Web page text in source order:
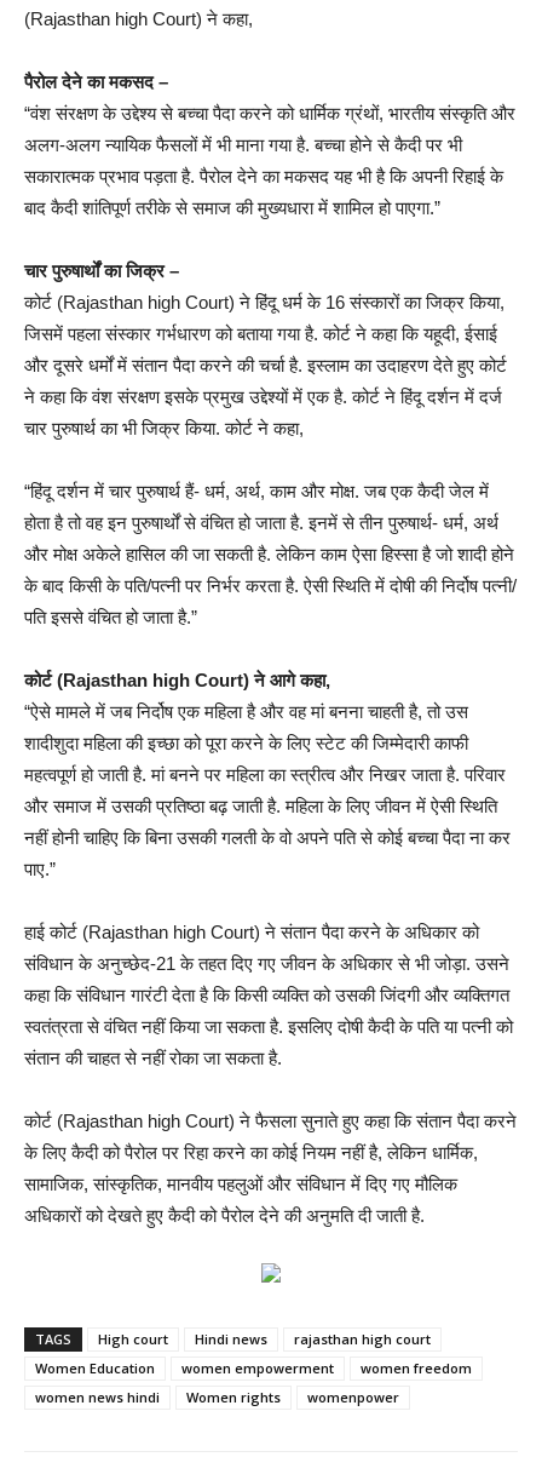
(Rajasthan high Court) ने कहा,
पैरोल देने का मकसद –
“वंश संरक्षण के उद्देश्य से बच्चा पैदा करने को धार्मिक ग्रंथों, भारतीय संस्कृति और
अलग-अलग न्यायिक फैसलों में भी माना गया है. बच्चा होने से कैदी पर भी
सकारात्मक प्रभाव पड़ता है. पैरोल देने का मकसद यह भी है कि अपनी रिहाई के
बाद कैदी शांतिपूर्ण तरीके से समाज की मुख्यधारा में शामिल हो पाएगा.”
चार पुरुषार्थों का जिक्र –
कोर्ट (Rajasthan high Court) ने हिंदू धर्म के 16 संस्कारों का जिक्र किया,
जिसमें पहला संस्कार गर्भधारण को बताया गया है. कोर्ट ने कहा कि यहूदी, ईसाई
और दूसरे धर्मों में संतान पैदा करने की चर्चा है. इस्लाम का उदाहरण देते हुए कोर्ट
ने कहा कि वंश संरक्षण इसके प्रमुख उद्देश्यों में एक है. कोर्ट ने हिंदू दर्शन में दर्ज
चार पुरुषार्थ का भी जिक्र किया. कोर्ट ने कहा,
“हिंदू दर्शन में चार पुरुषार्थ हैं- धर्म, अर्थ, काम और मोक्ष. जब एक कैदी जेल में
होता है तो वह इन पुरुषार्थों से वंचित हो जाता है. इनमें से तीन पुरुषार्थ- धर्म, अर्थ
और मोक्ष अकेले हासिल की जा सकती है. लेकिन काम ऐसा हिस्सा है जो शादी होने
के बाद किसी के पति/पत्नी पर निर्भर करता है. ऐसी स्थिति में दोषी की निर्दोष पत्नी/
पति इससे वंचित हो जाता है.”
कोर्ट (Rajasthan high Court) ने आगे कहा,
“ऐसे मामले में जब निर्दोष एक महिला है और वह मां बनना चाहती है, तो उस
शादीशुदा महिला की इच्छा को पूरा करने के लिए स्टेट की जिम्मेदारी काफी
महत्वपूर्ण हो जाती है. मां बनने पर महिला का स्त्रीत्व और निखर जाता है. परिवार
और समाज में उसकी प्रतिष्ठा बढ़ जाती है. महिला के लिए जीवन में ऐसी स्थिति
नहीं होनी चाहिए कि बिना उसकी गलती के वो अपने पति से कोई बच्चा पैदा ना कर
पाए.”
हाई कोर्ट (Rajasthan high Court) ने संतान पैदा करने के अधिकार को
संविधान के अनुच्छेद-21 के तहत दिए गए जीवन के अधिकार से भी जोड़ा. उसने
कहा कि संविधान गारंटी देता है कि किसी व्यक्ति को उसकी जिंदगी और व्यक्तिगत
स्वतंत्रता से वंचित नहीं किया जा सकता है. इसलिए दोषी कैदी के पति या पत्नी को
संतान की चाहत से नहीं रोका जा सकता है.
कोर्ट (Rajasthan high Court) ने फैसला सुनाते हुए कहा कि संतान पैदा करने
के लिए कैदी को पैरोल पर रिहा करने का कोई नियम नहीं है, लेकिन धार्मिक,
सामाजिक, सांस्कृतिक, मानवीय पहलुओं और संविधान में दिए गए मौलिक
अधिकारों को देखते हुए कैदी को पैरोल देने की अनुमति दी जाती है.
TAGS High court Hindi news
rajasthan high court
Women Education
women empowerment
women freedom
women news hindi
Women rights womenpower